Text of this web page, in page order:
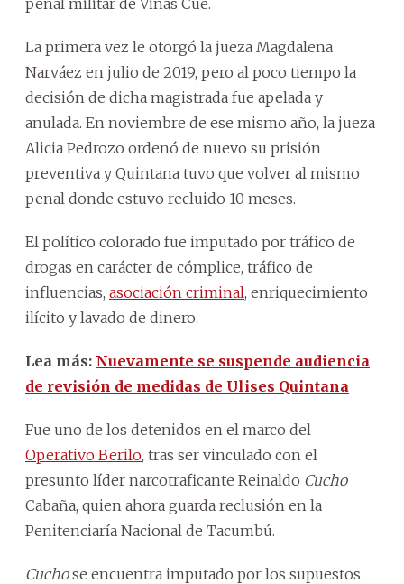
La primera vez le otorgó la jueza Magdalena
Narváez en julio de 2019, pero al poco tiempo la
decisión de dicha magistrada fue apelada y
anulada. En noviembre de ese mismo año, la jueza
Alicia Pedrozo ordenó de nuevo su prisión
preventiva y Quintana tuvo que volver al mismo
penal donde estuvo recluido 10 meses.
El político colorado fue imputado por tráfico de
drogas en carácter de cómplice, tráfico de
influencias, asociación criminal, enriquecimiento
ilícito y lavado de dinero.
Lea más: Nuevamente se suspende audiencia
de revisión de medidas de Ulises Quintana
Fue uno de los detenidos en el marco del
Operativo Berilo, tras ser vinculado con el
presunto líder narcotraficante Reinaldo Cucho
Cabaña, quien ahora guarda reclusión en la
Penitenciaría Nacional de Tacumbú.
Cuchose encuentra imputado por los supuestos